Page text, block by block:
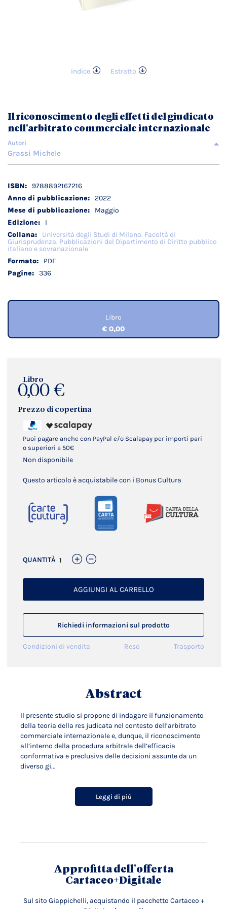
Indice
Estratto
galleria
di
immagini
Libro
0,00 €
Prezzo di copertina
Puoi pagare anche con PayPal e/o Scalapay per importi pari
o superiori a 50€
Non disponibile
Questo articolo è acquistabile con i Bonus Cultura
QUANTITÀ
AGGIUNGI AL CARRELLO
Richiedi informazioni sul prodotto
Condizioni di vendita Reso Trasporto
Il riconoscimento degli effetti del giudicato
nell'arbitrato commerciale internazionale
Autori
Grassi Michele
Dettagli
tecnici
9788892167216
2022
Maggio
I
Università degli Studi di Milano. Facoltà di
Giurisprudenza. Pubblicazioni del Dipartimento di Diritto pubblico
italiano e sovranazionale
PDF
336
Libro
€ 0,00
Abstract
Il presente studio si propone di indagare il funzionamento
della teoria della res judicata nel contesto dell’arbitrato
commerciale internazionale e, dunque, il riconoscimento
all’interno della procedura arbitrale dell’efficacia
conformativa e preclusiva delle decisioni assunte da un
diverso gi...
Leggi di più
Approfitta dell'offerta
Cartaceo+Digitale
Sul sito Giappichelli, acquistando il pacchetto Cartaceo +